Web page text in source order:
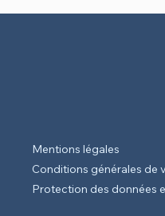
Mentions légales
Conditions générales de
Protection des données